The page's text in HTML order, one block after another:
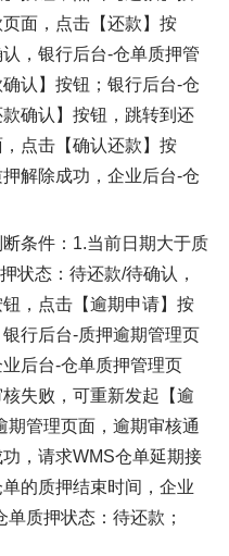
面，点击【还款】按
，银行后台-仓单质押管
认】按钮；银行后台-仓
确认】按钮，跳转到还
点击【确认还款】按
解除成功，企业后台-仓
条件：1.当前日期大于质
状态：待还款/待确认，
，点击【逾期申请】按
行后台-质押逾期管理页
后台-仓单质押管理页
失败，可重新发起【逾
期管理页面，逾期审核通
，请求WMS仓单延期接
的质押结束时间，企业
质押状态：待还款；